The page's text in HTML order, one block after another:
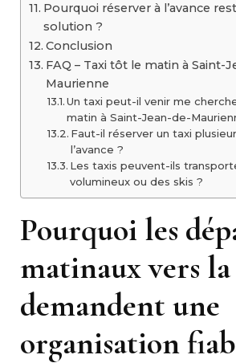
Pourquoi réserver à l’avance
solution ?
Conclusion
FAQ – Taxi tôt le matin à Saint-
Maurienne
Un taxi peut-il venir me
matin à Saint-Jean-de-
Faut-il réserver un taxi
l’avance ?
Les taxis peuvent-ils
volumineux ou des skis ?
Pourquoi les
matinaux vers la
demandent une
organisation